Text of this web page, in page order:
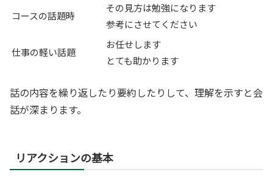
コースの話題時
その見方は勉強になります
参考にさせてください
仕事の軽い話題
お任せします
とても助かります
話の内容を繰り返したり要約したりして、理解を示すと会
話が深まります。
リアクションの基本